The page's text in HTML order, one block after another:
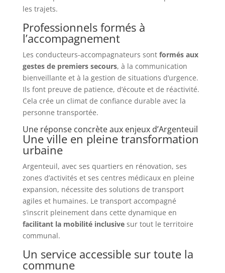
les trajets.
Professionnels formés à
l’accompagnement
Les conducteurs-accompagnateurs sont formés aux
gestes de premiers secours, à la communication
bienveillante et à la gestion de situations d’urgence.
Ils font preuve de patience, d’écoute et de réactivité.
Cela crée un climat de confiance durable avec la
personne transportée.
Une réponse concrète aux enjeux d’Argenteuil
Une ville en pleine transformation
urbaine
Argenteuil, avec ses quartiers en rénovation, ses
zones d’activités et ses centres médicaux en pleine
expansion, nécessite des solutions de transport
agiles et humaines. Le transport accompagné
s’inscrit pleinement dans cette dynamique en
facilitant la mobilité inclusivesur tout le territoire
communal.
Un service accessible sur toute la
commune